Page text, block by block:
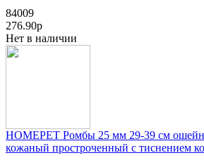
84009
276.90р
Нет в наличии
HOMEPET Ромбы 25 мм 29-39 см
кожаный простроченный с тиснением